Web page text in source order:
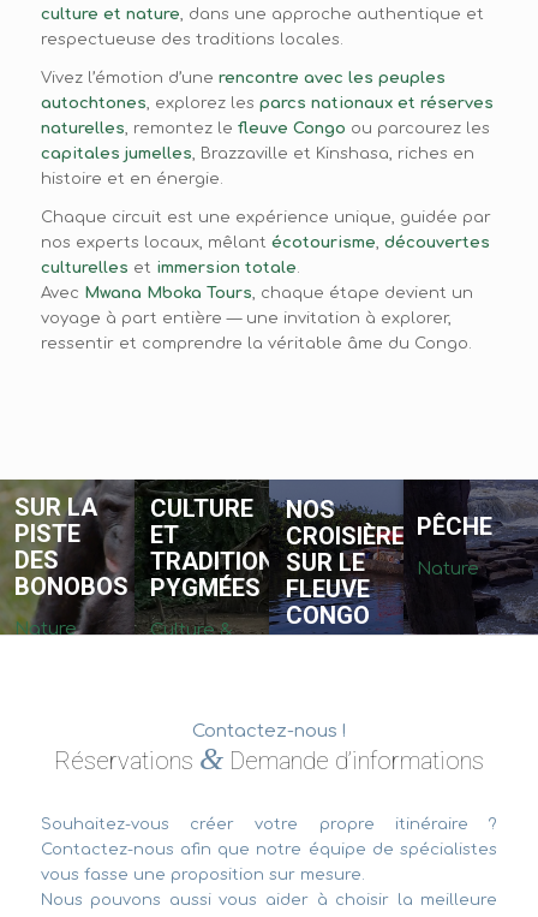
culture et nature, dans une approche authentique et
respectueuse des traditions locales.
Vivez l’émotion d’une rencontre avec les peuples
autochtones, explorez les parcs nationaux et réserves
naturelles, remontez le fleuve Congo ou parcourez les
capitales jumelles, Brazzaville et Kinshasa, riches en
histoire et en énergie.
Chaque circuit est une expérience unique, guidée par
nos experts locaux, mêlant écotourisme, découvertes
culturelles et immersion totale.
Avec Mwana Mboka Tours, chaque étape devient un
voyage à part entière — une invitation à explorer,
ressentir et comprendre la véritable âme du Congo.
SUR LA
PISTE
DES
BONOBOS
Nature
CULTURE
ET
TRADITION
PYGMÉES
Culture &
NOS
CROISIÈRES
SUR LE
FLEUVE
CONGO
PÊCHE
Nature
Contactez-nous !
Réservations &Demande d’informations
Souhaitez-vous créer votre propre itinéraire ?
Contactez-nous afin que notre équipe de spécialistes
vous fasse une proposition sur mesure.
Nous pouvons aussi vous aider à choisir la meilleure